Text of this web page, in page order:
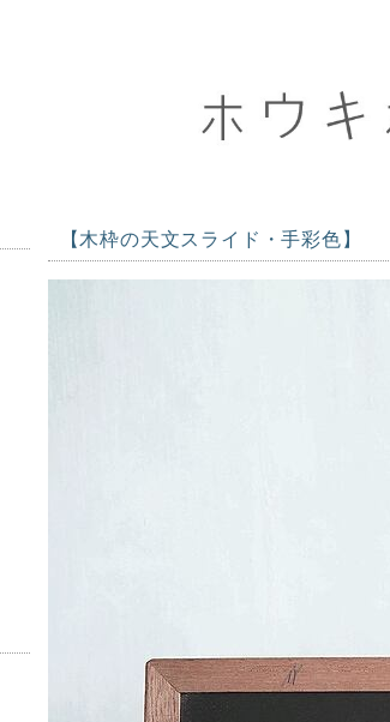
【木枠の天文スライド・手彩色】